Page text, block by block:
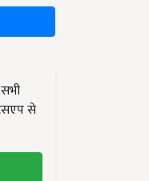
से